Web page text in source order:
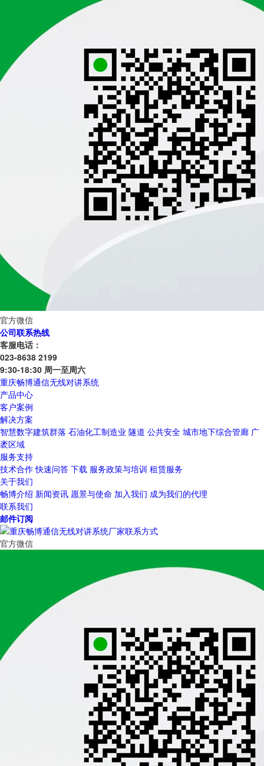
官方微信
公司联系热线
客服电话：
023-8638 2199
9:30-18:30 周一至周六
重庆畅博通信无线对讲系统
产品中心
客户案例
解决方案
智慧数字建筑群落 石油化工制造业 隧道 公共安全 城市地下综合管廊 广
袤区域
服务支持
技术合作 快速问答 下载 服务政策与培训 租赁服务
关于我们
畅博介绍 新闻资讯 愿景与使命 加入我们 成为我们的代理
联系我们
邮件订阅
官方微信